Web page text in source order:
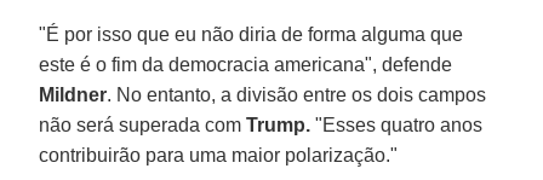
"É por isso que eu não diria de forma alguma que
este é o fim da democracia americana", defende
Mildner. No entanto, a divisão entre os dois campos
não será superada comTrump. "Esses quatro anos
contribuirão para uma maior polarização."